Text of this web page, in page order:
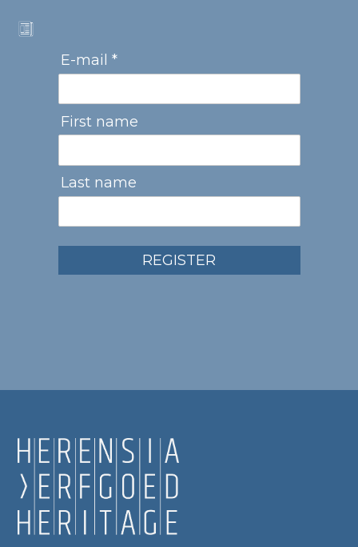
E-mail *
First name
Last name
REGISTER